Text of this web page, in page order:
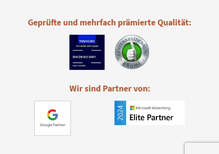
Geprüfte und mehrfach prämierte Qualität:
Wir sind Partner von: